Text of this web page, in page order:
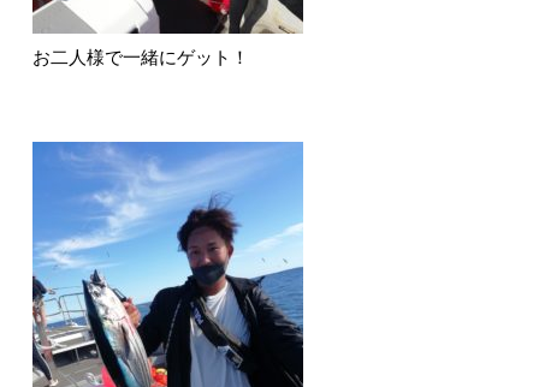
お二人様で一緒にゲット！